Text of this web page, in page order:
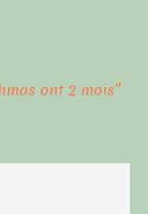
ont 2 mois”